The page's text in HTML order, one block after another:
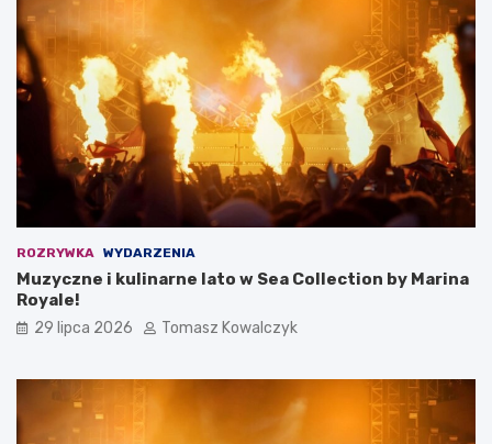
ROZRYWKA WYDARZENIA
Muzyczne i kulinarne lato w Sea Collection by Marina
Royale!
29 lipca 2026 Tomasz Kowalczyk